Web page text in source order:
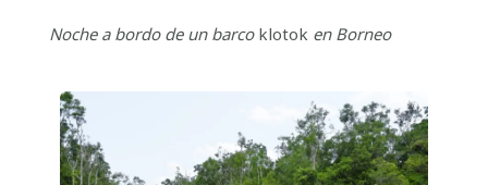
Noche a bordo de un barco klotok en Borneo